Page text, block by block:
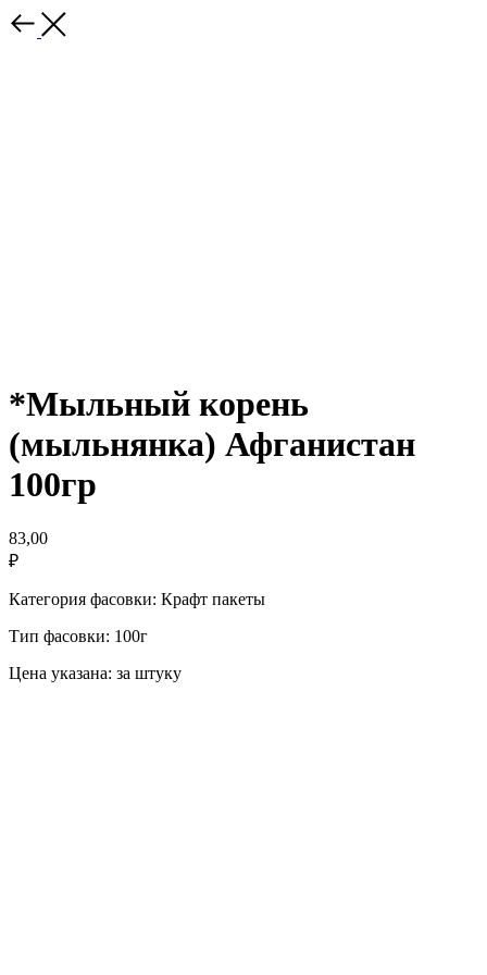
*Мыльный корень
(мыльнянка) Афганистан
100гр
83,00
₽
Категория фасовки: Крафт пакеты
Тип фасовки: 100г
Цена указана: за штуку